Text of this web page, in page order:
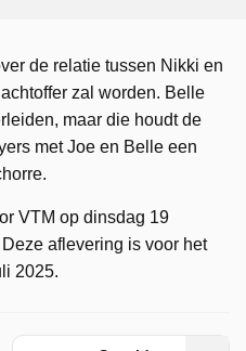
de relatie tussen Nikki en
zal worden. Belle
maar die houdt de
met Joe en Belle een
VTM op dinsdag 19
aflevering is voor het
2025.